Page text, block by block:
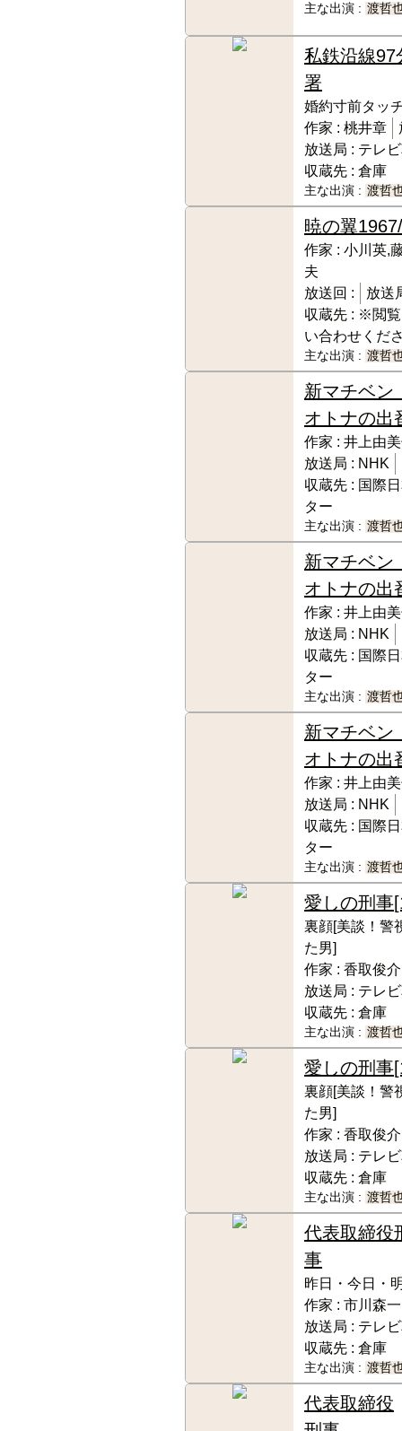
主な出演 : 渡哲
私鉄沿線97
署
婚約寸前タッ
作家 : 桃井章
放送局 : テレ
収蔵先 : 倉庫
主な出演 : 渡哲
暁の翼
作家 : 小川英,
夫
放送回 :
放送
収蔵先 : ※閲覧
い合わせくだ
主な出演 : 渡哲
新マチベ
オトナの出
作家 : 井上由
放送局 : NHK
収蔵先 : 国際
ター
主な出演 : 渡哲
新マチベ
オトナの出
作家 : 井上由
放送局 : NHK
収蔵先 : 国際
ター
主な出演 : 渡哲
新マチベ
オトナの出
作家 : 井上由
放送局 : NHK
収蔵先 : 国際
ター
主な出演 : 渡哲
愛しの刑事
裏顔[美談！警
た男]
作家 : 香取俊介
放送局 : テレ
収蔵先 : 倉庫
主な出演 : 渡哲
愛しの刑事
裏顔[美談！警
た男]
作家 : 香取俊介
放送局 : テレ
収蔵先 : 倉庫
主な出演 : 渡哲
代表取締役
事
昨日・今日・
作家 : 市川森一
放送局 : テレ
収蔵先 : 倉庫
主な出演 : 渡哲
代表取締役